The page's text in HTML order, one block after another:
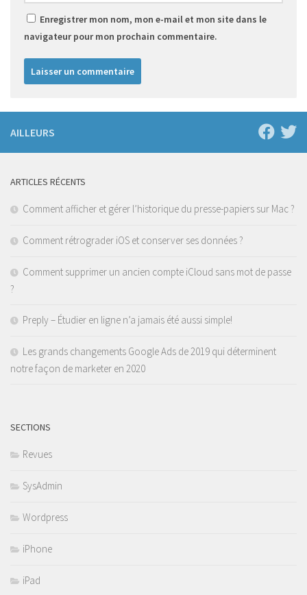
Enregistrer mon nom, mon e-mail et mon site dans le
navigateur pour mon prochain commentaire.
AILLEURS
ARTICLES RÉCENTS
Comment afficher et gérer l’historique du presse-papiers sur Mac ?
Comment rétrograder iOS et conserver ses données ?
Comment supprimer un ancien compte iCloud sans mot de passe
?
Preply – Étudier en ligne n’a jamais été aussi simple!
Les grands changements Google Ads de 2019 qui déterminent
notre façon de marketer en 2020
SECTIONS
Revues
SysAdmin
Wordpress
iPhone
iPad